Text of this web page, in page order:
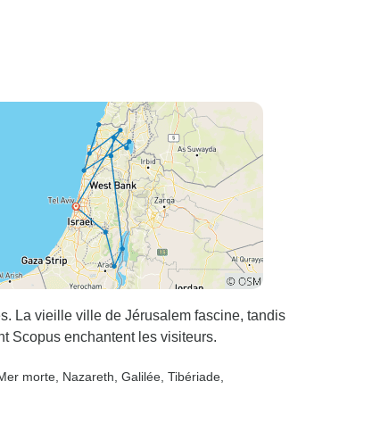
La vieille ville de Jérusalem fascine, tandis
Scopus enchantent les visiteurs.
Mer morte , Nazareth , Galilée , Tibériade